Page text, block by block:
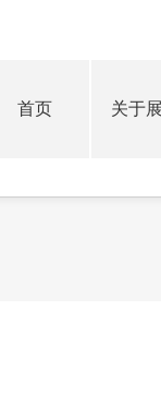
首页 关于